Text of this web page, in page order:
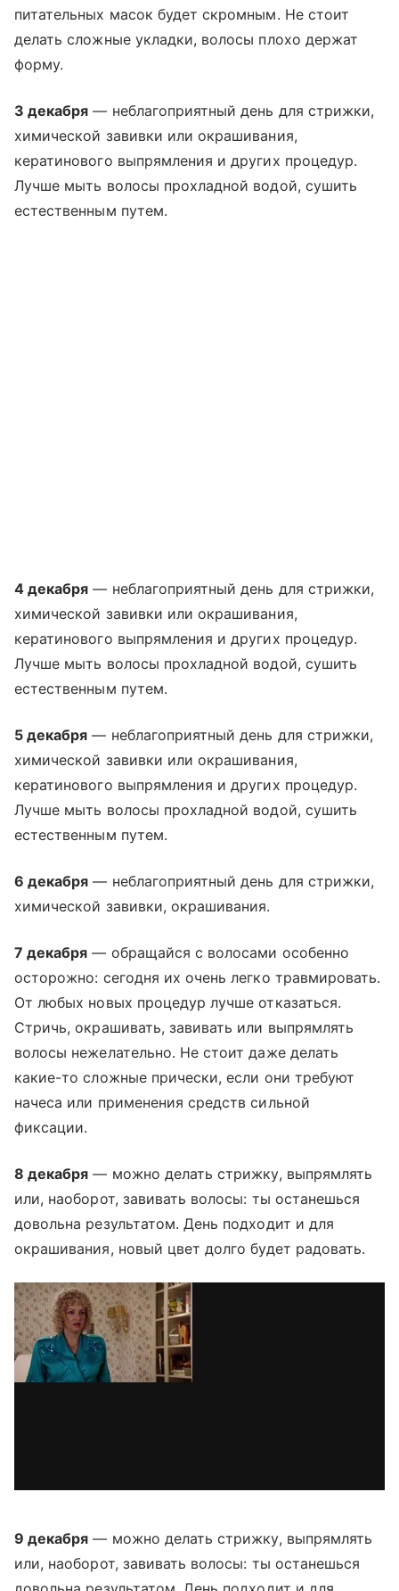
питательных масок будет скромным. Не стоит
делать сложные укладки, волосы плохо держат
форму.
3 декабря — неблагоприятный день для стрижки,
химической завивки или окрашивания,
кератинового выпрямления и других процедур.
Лучше мыть волосы прохладной водой, сушить
естественным путем.
4 декабря — неблагоприятный день для стрижки,
химической завивки или окрашивания,
кератинового выпрямления и других процедур.
Лучше мыть волосы прохладной водой, сушить
естественным путем.
5 декабря — неблагоприятный день для стрижки,
химической завивки или окрашивания,
кератинового выпрямления и других процедур.
Лучше мыть волосы прохладной водой, сушить
естественным путем.
6 декабря — неблагоприятный день для стрижки,
химической завивки, окрашивания.
7 декабря — обращайся с волосами особенно
осторожно: сегодня их очень легко травмировать.
От любых новых процедур лучше отказаться.
Стричь, окрашивать, завивать или выпрямлять
волосы нежелательно. Не стоит даже делать
какие-то сложные прически, если они требуют
начеса или применения средств сильной
фиксации.
8 декабря — можно делать стрижку, выпрямлять
или, наоборот, завивать волосы: ты останешься
довольна результатом. День подходит и для
окрашивания, новый цвет долго будет радовать.
9 декабря — можно делать стрижку, выпрямлять
или, наоборот, завивать волосы: ты останешься